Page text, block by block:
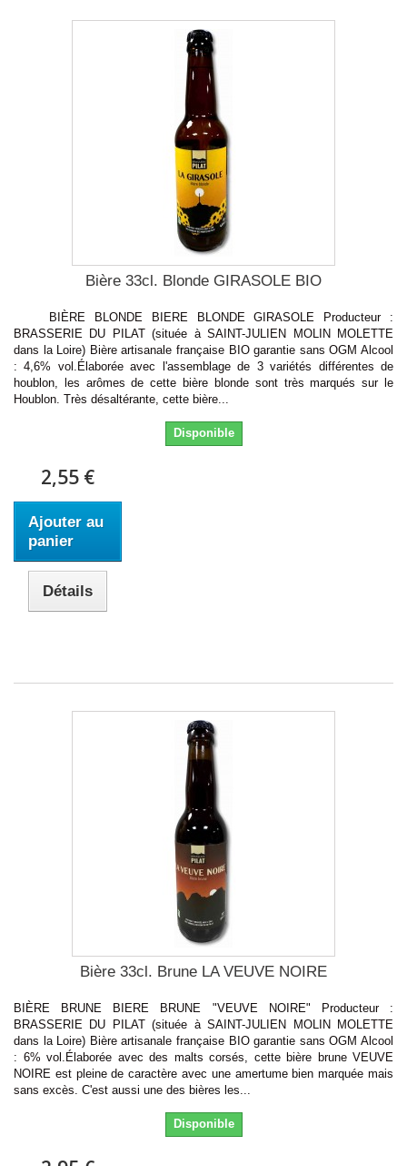
Bière 33cl. Blonde GIRASOLE BIO
BIÈRE BLONDE BIERE BLONDE GIRASOLE Producteur :
BRASSERIE DU PILAT (située à SAINT-JULIEN MOLIN MOLETTE
dans la Loire) Bière artisanale française BIO garantie sans OGM Alcool
: 4,6% vol.Élaborée avec l'assemblage de 3 variétés différentes de
houblon, les arômes de cette bière blonde sont très marqués sur le
Houblon. Très désaltérante, cette bière...
Disponible
2,55 €
Ajouter au
panier
Détails
Bière 33cl. Brune LA VEUVE NOIRE
BIÈRE BRUNE BIERE BRUNE "VEUVE NOIRE" Producteur :
BRASSERIE DU PILAT (située à SAINT-JULIEN MOLIN MOLETTE
dans la Loire) Bière artisanale française BIO garantie sans OGM Alcool
: 6% vol.Élaborée avec des malts corsés, cette bière brune VEUVE
NOIRE est pleine de caractère avec une amertume bien marquée mais
sans excès. C'est aussi une des bières les...
Disponible